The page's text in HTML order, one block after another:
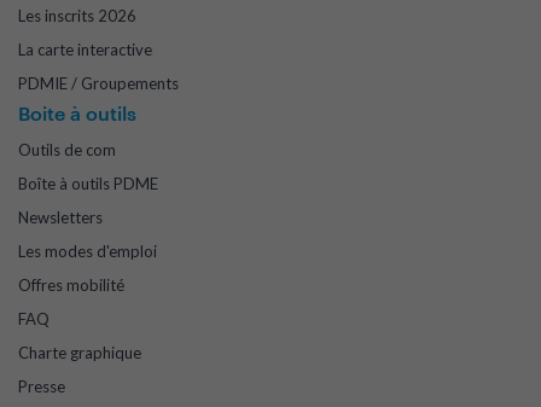
Les inscrits 2026
La carte interactive
PDMIE / Groupements
Boite à outils
Outils de com
Boîte à outils PDME
Newsletters
Les modes d'emploi
Offres mobilité
FAQ
Charte graphique
Presse